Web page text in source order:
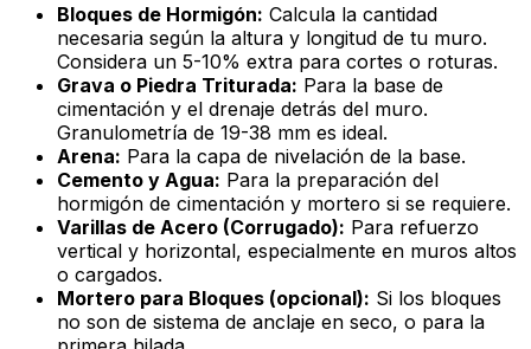
Bloques de Hormigón: Calcula la cantidad
necesaria según la altura y longitud de tu muro.
Considera un 5-10% extra para cortes o roturas.
Grava o Piedra Triturada: Para la base de
cimentación y el drenaje detrás del muro.
Granulometría de 19-38 mm es ideal.
Arena: Para la capa de nivelación de la base.
Cemento y Agua: Para la preparación del
hormigón de cimentación y mortero si se requiere.
Varillas de Acero (Corrugado): Para refuerzo
vertical y horizontal, especialmente en muros altos
o cargados.
Mortero para Bloques (opcional): Si los bloques
no son de sistema de anclaje en seco, o para la